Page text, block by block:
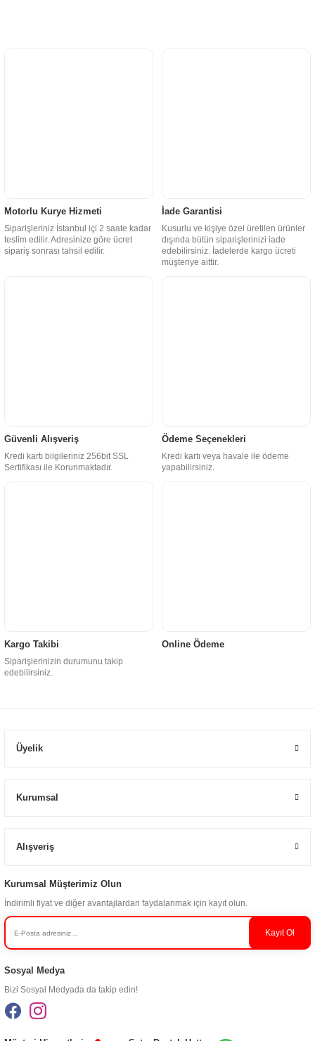
Motorlu Kurye Hizmeti
Siparişleriniz İstanbul içi 2 saate kadar
teslim edilir. Adresinize göre ücret
sipariş sonrası tahsil edilir.
İade Garantisi
Kusurlu ve kişiye özel üretilen ürünler
dışında bütün siparişlerinizi iade
edebilirsiniz. İadelerde kargo ücreti
müşteriye aittir.
Güvenli Alışveriş
Kredi kartı bilgileriniz 256bit SSL
Sertifikası ile Korunmaktadır.
Ödeme Seçenekleri
Kredi kartı veya havale ile ödeme
yapabilirsiniz.
Kargo Takibi
Siparişlerinizin durumunu takip
edebilirsiniz.
Online Ödeme
Üyelik
Kurumsal
Alışveriş
Kurumsal Müşterimiz Olun
İndirimli fiyat ve diğer avantajlardan faydalanmak için kayıt olun.
Kayıt Ol
Sosyal Medya
Bizi Sosyal Medyada da takip edin!